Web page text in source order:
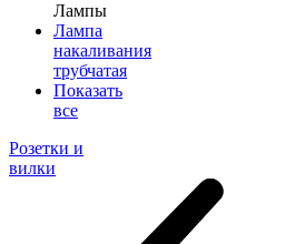
Лампы
Лампа
накаливания
трубчатая
Показать
все
Розетки и
вилки